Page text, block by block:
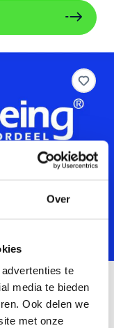
Over
te
media te bieden
Ook delen we
met onze